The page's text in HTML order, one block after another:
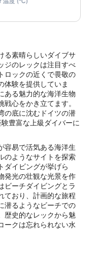
る素晴らしいダイブサ
ジのレックは注目すべ
ロックの近くで畏敬の
体験を提供していま
ある魅力的な海洋生物
心をかき立てます。
の底に沈むドイツの潜
豊富な上級ダイバーに
容易で活気ある海洋生
のようなサイトを探索
ダイビングが挙げら
発光の壮観な光景を作
ビーチダイビングとラ
ており、計画的な旅程
潜るようなビーチでの
歴史的なレックから魅
ークは忘れられない水